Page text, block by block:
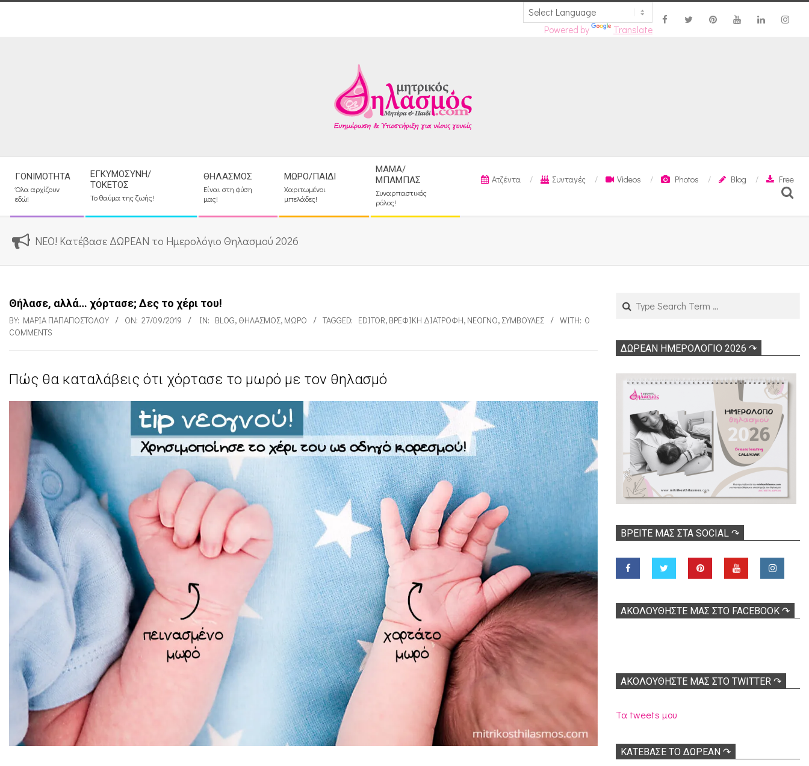
Powered by Translate
Navigation
Menu
ΓΟΝΙΜΌΤΗΤΑ
Όλα αρχίζουν
εδώ!
ΕΓΚΥΜΟΣΎΝΗ/
ΤΟΚΕΤΌΣ
Το θαύμα της ζωής!
ΘΗΛΑΣΜΌΣ
Είναι στη φύση
μας!
ΜΩΡΌ/ΠΑΙΔΊ
Χαριτωμένοι
μπελάδες!
ΜΑΜΆ/
ΜΠΑΜΠΆΣ
Συναρπαστικός
ρόλος!
Ατζέντα Συνταγές Videos Photos Blog
Free
Search
ΝΕΟ! Κατέβασε ΔΩΡΕΑΝ το Ημερολόγιο Θηλασμού 2026
Θήλασε, αλλά… χόρτασε; Δες το χέρι του!
BY: ΜΑΡΊΑ ΠΑΠΑΠΟΣΤΌΛΟΥ ON: 27/09/2019 IN: BLOG, ΘΗΛΑΣΜΌΣ, ΜΩΡΌ TAGGED: EDITOR, ΒΡΕΦΙΚΉ ΔΙΑΤΡΟΦΉ, ΝΕΟΓΝΌ, ΣΥΜΒΟΥΛΈΣ WITH: 0
COMMENTS
α
λ
λ
ρ
ε
Πώς θα καταλάβεις ότι χόρτασε το μωρό με τον θηλασμό
Search
ΔΩΡΕΑΝ ΗΜΕΡΟΛΟΓΙΟ 2026 ↷
ΒΡΕΊΤΕ ΜΑΣ ΣΤΑ SOCIAL ↷
ΑΚΟΛOΥΘΉΣΤΕ ΜΑΣ ΣΤΟ FACEBOOK ↷
ΑΚΟΛΟΥΘΉΣΤΕ ΜΑΣ ΣΤΟ TWITTER ↷
Τα tweets μου
ΚΑΤΕΒΑΣΕ ΤΟ ΔΩΡΕΑΝ ↷